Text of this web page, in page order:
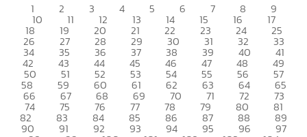
1 2 3 4 5 6 7 8 9
10 11 12 13 14 15 16 17
18 19 20 21 22 23 24 25
26 27 28 29 30 31 32 33
34 35 36 37 38 39 40 41
42 43 44 45 46 47 48 49
50 51 52 53 54 55 56 57
58 59 60 61 62 63 64 65
66 67 68 69 70 71 72 73
74 75 76 77 78 79 80 81
82 83 84 85 86 87 88 89
90 91 92 93 94 95 96 97